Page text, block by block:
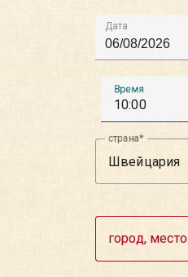
Дата
Время
10:00
страна
город, место